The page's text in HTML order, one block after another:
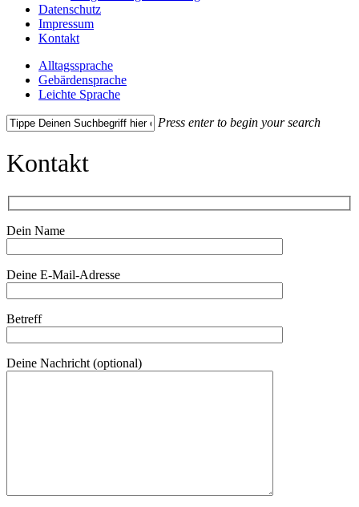
Datenschutz
Impressum
Kontakt
Alltagssprache
Gebärdensprache
Leichte Sprache
Press enter to begin your search
Search
Kontakt
Dein Name
Deine E-Mail-Adresse
Betreff
Deine Nachricht (optional)